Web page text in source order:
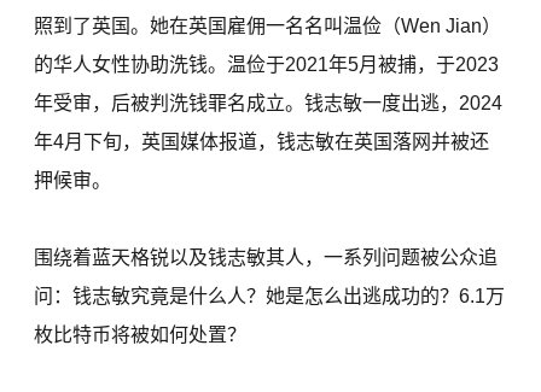
照到了英国。她在英国雇佣一名名叫温俭（Wen Jian）
的华人女性协助洗钱。温俭于2021年5月被捕，于2023
年受审，后被判洗钱罪名成立。钱志敏一度出逃，2024
年4月下旬，英国媒体报道，钱志敏在英国落网并被还
押候审。
围绕着蓝天格锐以及钱志敏其人，一系列问题被公众追
问：钱志敏究竟是什么人？她是怎么出逃成功的？6.1万
枚比特币将被如何处置？